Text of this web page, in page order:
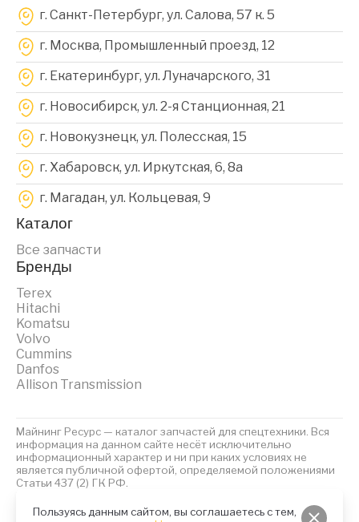
Пользуясь данным сайтом, вы соглашаетесь с тем,
г. Санкт-Петербург, ул. Салова, 57 к. 5
г. Москва, Промышленный проезд, 12
г. Екатеринбург, ул. Луначарского, 31
г. Новосибирск, ул. 2-я Станционная, 21
г. Новокузнецк, ул. Полесская, 15
г. Хабаровск, ул. Иркутская, 6, 8a
г. Магадан, ул. Кольцевая, 9
Каталог
Все запчасти
Бренды
Terex
Hitachi
Komatsu
Volvo
Cummins
Danfos
Allison Transmission
Майнинг Ресурс — каталог запчастей для спецтехники. Вся
информация на данном сайте несёт исключительно
информационный характер и ни при каких условиях не
является публичной офертой, определяемой положениями
Статьи 437 (2) ГК РФ.
Политика обработки персональных данныхФайлы Cookies